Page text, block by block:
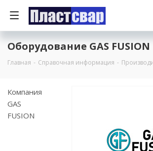
Оборудование GAS FUSION
Главная - Справочная информация -
Компания
GAS
FUSION